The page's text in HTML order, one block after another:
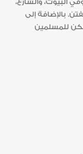
البيوت، والشارع،
بالإضافة إلى
للمسلمين